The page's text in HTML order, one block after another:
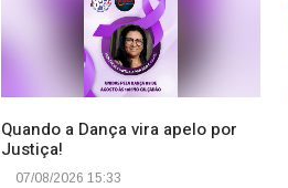
Quando a Dança vira apelo por
Justiça!
07/08/2026 15:33